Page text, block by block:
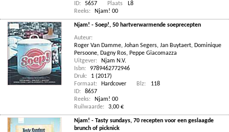
ID:
5657 Plaats
L8
Reeks:
Njam! 00
Njam! - Soep!, 50 hartverwarmende soeprecepten
Auteur:
Roger Van Damme, Johan Segers, Jan Buytaert, Dominique
Persoone, Dagny Ros, Peppe Giacomazza
Uitgever:
Njam N.V.
Isbn:
9789462772946
Druk:
1 (2017)
Formaat:
Hardcover Blz:
118
ID:
8657
Reeks:
Njam! 00
Ruilwaarde:
3,00 €
Njam! - Tasty sundays, 70 recepten voor een geslaagde
brunch of picknick